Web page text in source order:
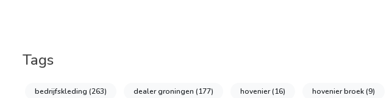
Tags
bedrijfskleding (263) dealer groningen (177) hovenier(16) hovenier broek(9)